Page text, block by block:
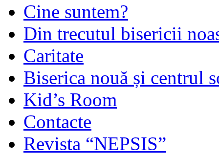
Cine suntem?
Din trecutul bisericii
Caritate
Biserica nouă și centrul
Kid’s Room
Contacte
Revista “NEPSIS”